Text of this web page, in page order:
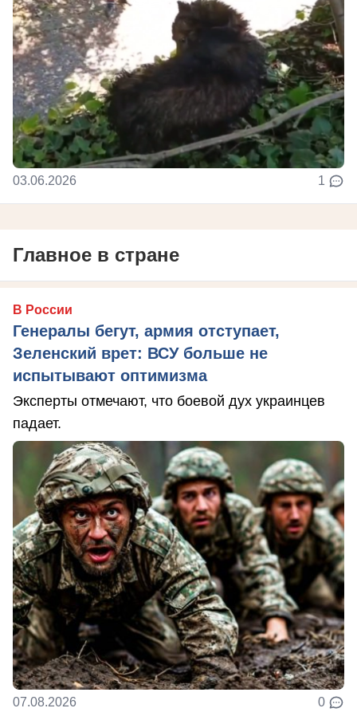
03.06.2026 1
Главное в стране
В России
Генералы бегут, армия отступает,
Зеленский врет: ВСУ больше не
испытывают оптимизма
Эксперты отмечают, что боевой дух украинцев
падает.
07.08.2026 0